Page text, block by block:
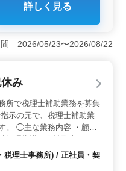
、経験豊富な中高年の
、週3〜4日の勤務体系
軟な働き方が可能で
職場で、経験を生かせ
＞ 郡山駅近くで通勤
です。社会保険完備
通費の実費支給もあ
も魅力の一つで
以上の看護師実務経
配薬準備、バイタルチ
した業務が多岐にわた
詳しく見る
間 2026/05/23〜2026/08/22
み
所で税理士補助業務を募集
示の元で、税理士補助業
。 ◯主な業務内容 ・顧問
処理指導、会計監査） ・
務会計業務 ・各種税務申
税理士事務所) / 正社員・契